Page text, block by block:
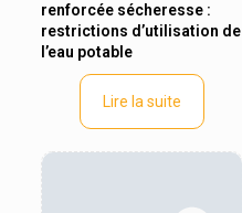
renforcée sécheresse :
restrictions d’utilisation de
l’eau potable
Lire la suite